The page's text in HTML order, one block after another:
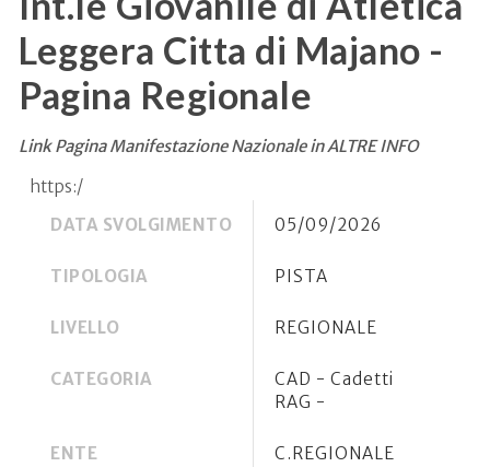
Leggera Citta di Majano -
Pagina Regionale
Link Pagina Manifestazione Nazionale in ALTRE INFO
https:/
DATA SVOLGIMENTO
05/09/2026
TIPOLOGIA PISTA
LIVELLO REGIONALE
CATEGORIA
CAD - Cadetti
RAG -
ENTE C.REGIONALE